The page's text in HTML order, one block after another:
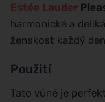
Estée Lauder
harmonické a
ženskost každý
Použití
Tato vůně je